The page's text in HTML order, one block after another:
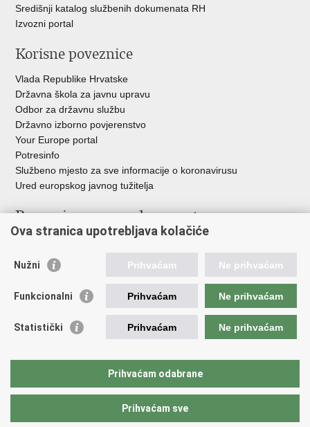
Središnji katalog službenih dokumenata RH
Izvozni portal
Korisne poveznice
Vlada Republike Hrvatske
Državna škola za javnu upravu
Odbor za državnu službu
Državno izborno povjerenstvo
Your Europe portal
Potresinfo
Službeno mjesto za sve informacije o koronavirusu
Ured europskog javnog tužitelja
Poveznice pravosudnog sustava
Državno odvjetništvo
Ured za suzbijanje korupcije i organiziranog kriminaliteta
Državno sudbeno vijeće
Državnoodvjetničko vijeće
Hrvatska odvjetnička komora
Europski pravosudni portal
Ova stranica upotrebljava kolačiće
Nužni Prihvaćam Ne prihvaćam
Funkcionalni Prihvaćam Ne prihvaćam
Statistički Prihvaćam Ne prihvaćam
Prihvaćam odabrane
Prihvaćam sve